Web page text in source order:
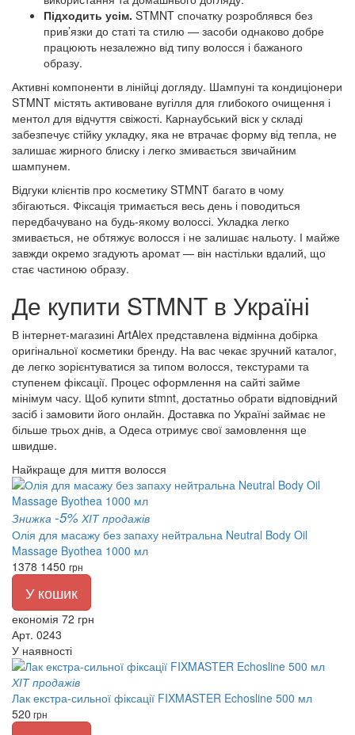
Підходить усім. STMNT спочатку розроблявся без
прив’язки до статі та стилю — засоби однаково добре
працюють незалежно від типу волосся і бажаного
образу.
Активні компоненти в лінійці догляду. Шампуні та кондиціонери
STMNT містять активоване вугілля для глибокого очищення і
ментол для відчуття свіжості. Карнаубський віск у складі
забезпечує стійку укладку, яка не втрачає форму від тепла, не
залишає жирного блиску і легко змивається звичайним
шампунем.
Відгуки клієнтів про косметику STMNT багато в чому
збігаються. Фіксація тримається весь день і поводиться
передбачувано на будь-якому волоссі. Укладка легко
змивається, не обтяжує волосся і не залишає нальоту. І майже
завжди окремо згадують аромат — він настільки вдалий, що
стає частиною образу.
Де купити STMNT в Україні
В інтернет-магазині ArtAlex представлена відмінна добірка
оригінальної косметики бренду. На вас чекає зручний каталог,
де легко зорієнтуватися за типом волосся, текстурами та
ступенем фіксації. Процес оформлення на сайті займе
мінімум часу. Щоб купити stmnt, достатньо обрати відповідний
засіб і замовити його онлайн. Доставка по Україні займає не
більше трьох днів, а Одеса отримує свої замовлення ще
швидше.
Найкраще для миття волосся
Знижка -5% ХІТ продажів
Олія для масажу без запаху нейтральна Neutral Body Oil
Massage Byothea 1000 мл
1378 1450 грн
У кошик
економія 72 грн
Арт. 0243
У наявності
ХІТ продажів
Лак екстра-сильної фіксації FIXMASTER Echosline 500 мл
520 грн